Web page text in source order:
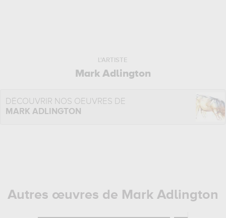
L'ARTISTE
Mark Adlington
DÉCOUVRIR NOS OEUVRES DE
MARK ADLINGTON
Autres œuvres de Mark Adlington